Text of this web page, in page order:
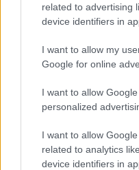
related to advertising
device identifiers in
I want to allow my
Google for online
I want to allow
personalized
I want to allow
related to analytics
device identifiers in